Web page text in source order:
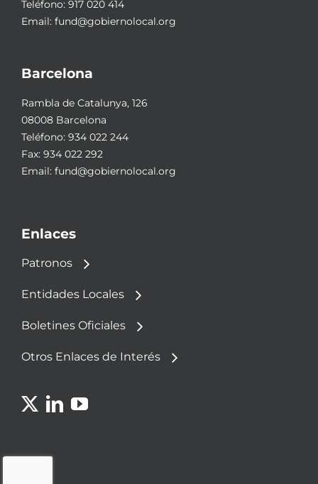
Teléfono: 917 020 414
Email: fund@gobiernolocal.org
Barcelona
Rambla de Catalunya, 126
08008 Barcelona
Teléfono: 934 022 244
Fax: 934 022 292
Email: fund@gobiernolocal.org
Enlaces
Patronos
Entidades Locales
Boletines Oficiales
Otros Enlaces de Interés